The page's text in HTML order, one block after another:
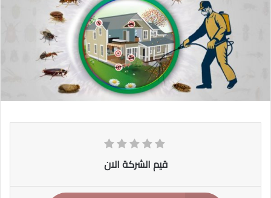
قيم الشركة الان